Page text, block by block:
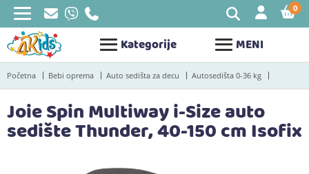
Kategorije MENI
0
Početna Bebi oprema Auto sedišta za decu Autosedišta 0-36 kg
Joie Spin Multiway i-Size auto
sedište Thunder, 40-150 cm Isofix